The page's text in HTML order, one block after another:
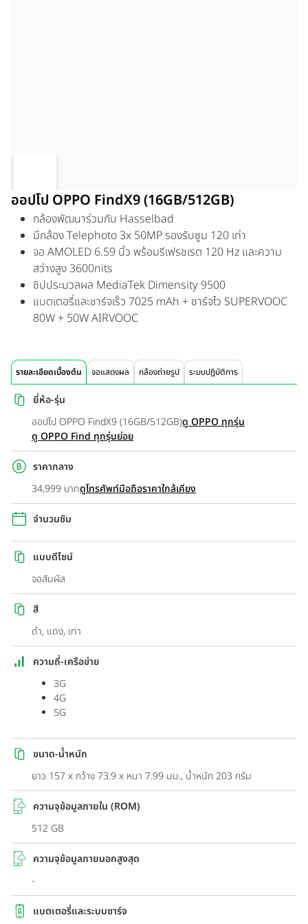
ออปโป OPPO FindX9 (16GB/512GB)
กล้องพัฒนาร่วมกับ Hasselbad
มีกล้อง Telephoto 3x 50MP รองรับซูม 120 เท่า
จอ AMOLED 6.59 นิ้ว พร้อมรีเฟรชเรต 120 Hz และความ
สว่างสูง 3600nits
ชิปประมวลผล MediaTek Dimensity 9500
แบตเตอรี่และชาร์จเร็ว 7025 mAh + ชาร์จไว SUPERVOOC
80W + 50W AIRVOOC
รายละเอียดเบื้องต้น จอแสดงผล กล้องถ่ายรูป ระบบปฏิบัติการ
ยี่ห้อ-รุ่น
ออปโป OPPO FindX9 (16GB/512GB)ดู OPPO ทุกรุ่น
ดู OPPO Find ทุกรุ่นย่อย
ราคากลาง
34,999 บาทดูโทรศัพท์มือถือราคาใกล้เคียง
จำนวนซิม
แบบดีไซน์
จอสัมผัส
สี
ดำ, แดง, เทา
ความถี่-เครือข่าย
3G
4G
5G
ขนาด-น้ำหนัก
ยาว 157 x กว้าง 73.9 x หนา 7.99 มม., น้ำหนัก 203 กรัม
ความจุข้อมูลภายใน (ROM)
512 GB
ความจุข้อมูลภายนอกสูงสุด
-
แบตเตอรี่และระบบชาร์จ